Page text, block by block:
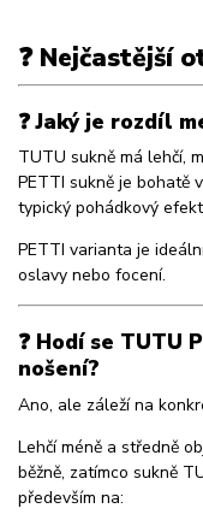
❓ Nejčastější
❓ Jaký je rozdíl
TUTU sukně má lehčí,
PETTI sukně je bohatě
typický pohádkový
PETTI varianta je
oslavy nebo focení.
❓ Hodí se TUTU
nošení?
Ano, ale záleží na
Lehčí méně a středně
běžně, zatímco sukně
především na: